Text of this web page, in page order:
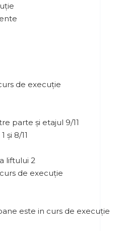
de execuție
parte și etajul 9/11
și 8/11
liftului 2
de execuție
este in curs de execuție